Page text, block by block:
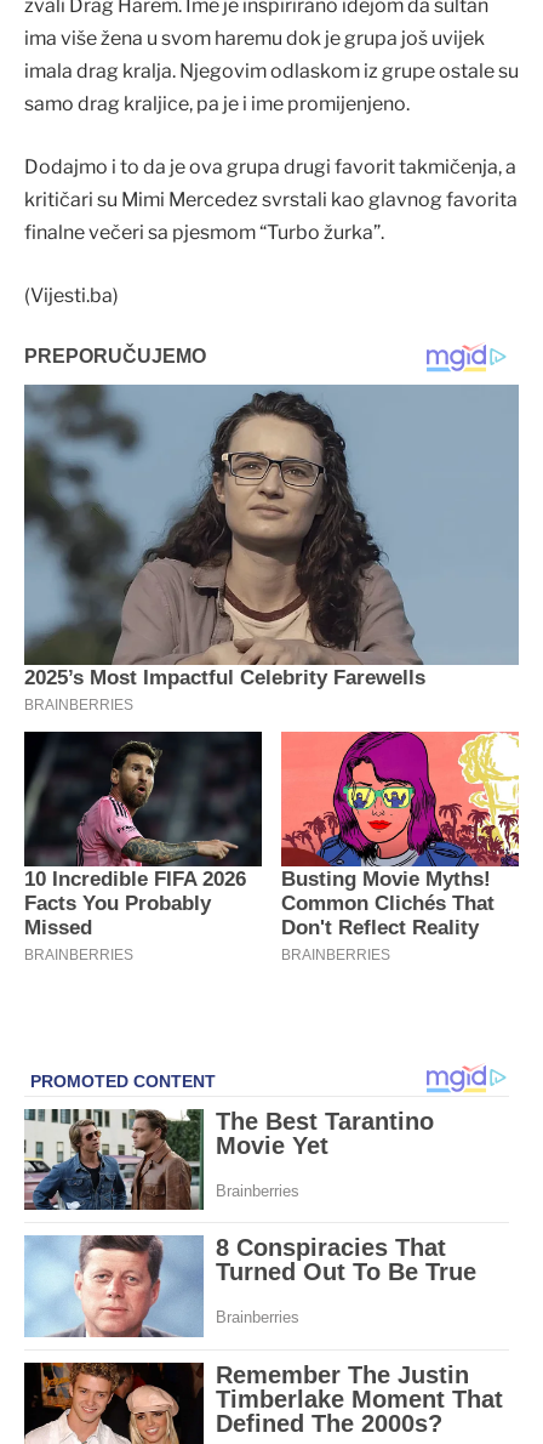
zvali Drag Harem. Ime je inspirirano idejom da sultan
ima više žena u svom haremu dok je grupa još uvijek
imala drag kralja. Njegovim odlaskom iz grupe ostale su
samo drag kraljice, pa je i ime promijenjeno.
Dodajmo i to da je ova grupa drugi favorit takmičenja, a
kritičari su Mimi Mercedez svrstali kao glavnog favorita
finalne večeri sa pjesmom “Turbo žurka”.
(Vijesti.ba)